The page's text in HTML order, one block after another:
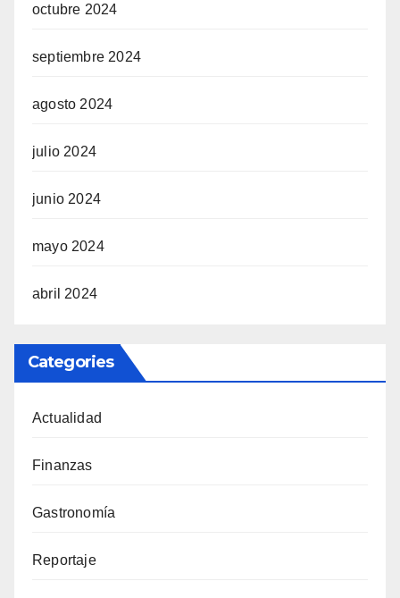
octubre 2024
septiembre 2024
agosto 2024
julio 2024
junio 2024
mayo 2024
abril 2024
Categories
Actualidad
Finanzas
Gastronomía
Reportaje